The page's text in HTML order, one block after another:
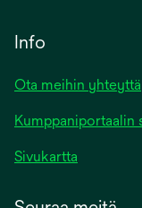
Info
Ota meihin yhteyttä
Kumppaniportaalin
Sivukartta